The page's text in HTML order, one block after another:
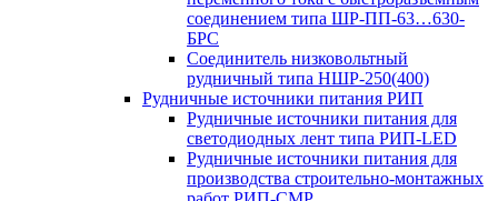
соединением типа ШР-ПП-63…630-
БРС
Соединитель низковольтный
рудничный типа НШР-250(400)
Рудничные источники питания РИП
Рудничные источники питания для
светодиодных лент типа РИП-LED
Рудничные источники питания для
производства строительно-монтажных